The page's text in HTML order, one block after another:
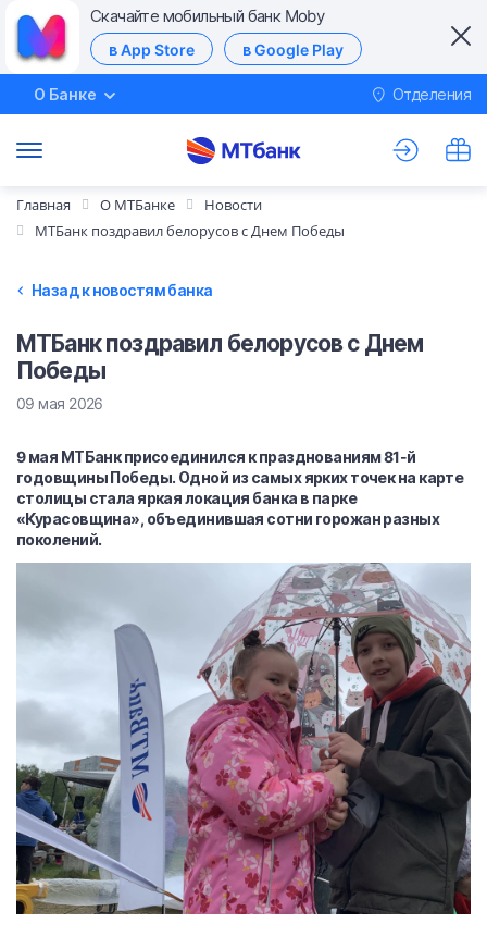
Скачайте мобильный банк Moby
в App Store в Google Play
О Банке Отделения
Главная О МТБанке
Новости
МТБанк поздравил белорусов с Днем Победы
Назад к новостям банка
МТБанк поздравил белорусов с Днем
Победы
09 мая 2026
9 мая МТБанк присоединился к празднованиям 81-й
годовщины Победы. Одной из самых ярких точек на карте
столицы стала яркая локация банка в парке
«Курасовщина», объединившая сотни горожан разных
поколений.